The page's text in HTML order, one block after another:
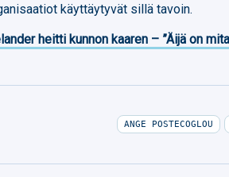
käyttäytyvät sillä tavoin.
heitti kunnon kaaren – ”Äijä on
ANGE POSTECOGLOU